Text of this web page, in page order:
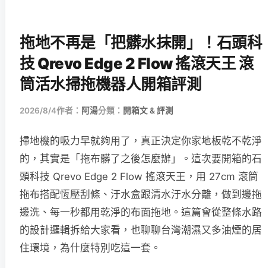
拖地不再是「把髒水抹開」！石頭科
技 Qrevo Edge 2 Flow 搖滾天王 滾
筒活水掃拖機器人開箱評測
2026/8/4作者： 阿湯分類： 開箱文 & 評測
掃地機的吸力早就夠用了，真正決定你家地板乾不乾淨
的，其實是「拖布髒了之後怎麼辦」。這次要開箱的石
頭科技 Qrevo Edge 2 Flow 搖滾天王，用 27cm 滾筒
拖布搭配恆壓刮條、汙水盒跟清水汙水分離，做到邊拖
邊洗、每一秒都用乾淨的布面拖地。這篇會從整條水路
的設計邏輯拆給大家看，也聊聊台灣潮濕又多油煙的居
住環境，為什麼特別吃這一套。